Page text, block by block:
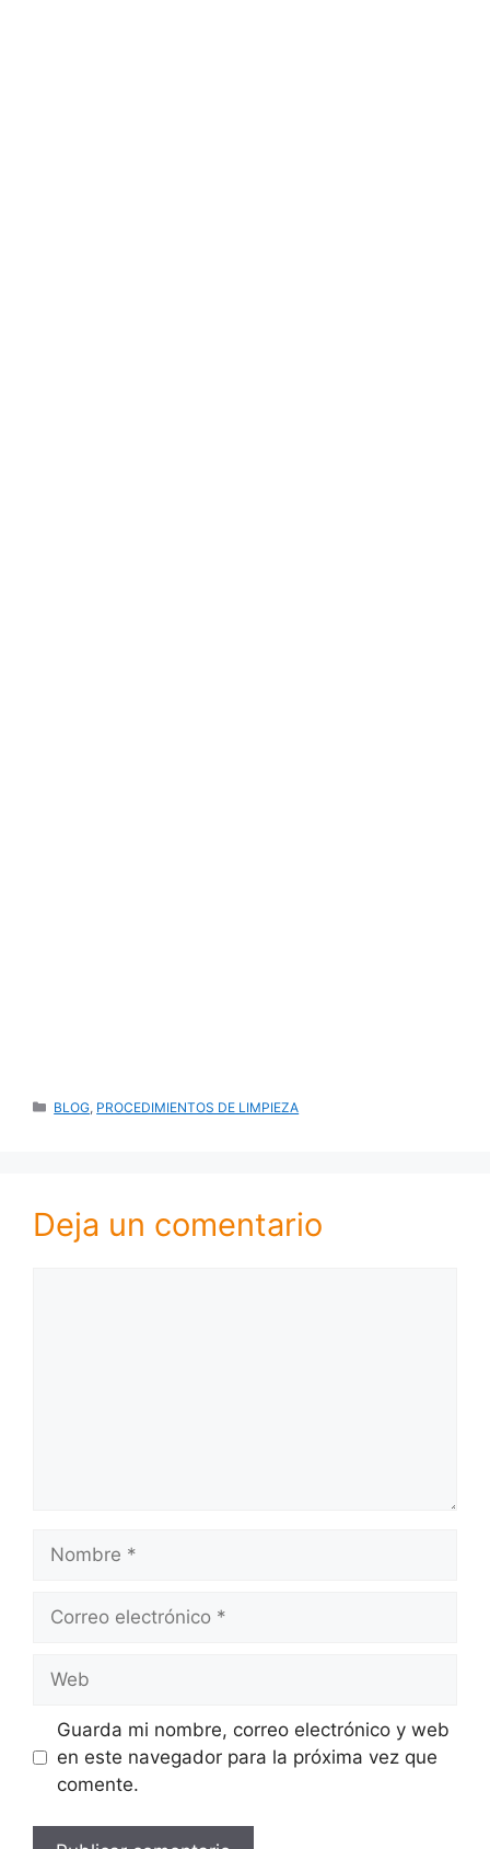
CATEGORÍAS
BLOG PROCEDIMIENTOS DE LIMPIEZA
Deja un comentario
electrónico
Guarda mi nombre, correo electrónico y web
en este navegador para la próxima vez que
comente.